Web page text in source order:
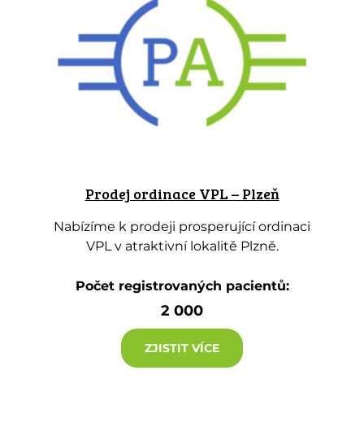
Prodej ordinace VPL – Plzeň
Nabízíme k prodeji prosperující ordinaci
VPL v atraktivní lokalitě Plzně.
Počet registrovaných pacientů:
2 000
ZJISTIT VÍCE